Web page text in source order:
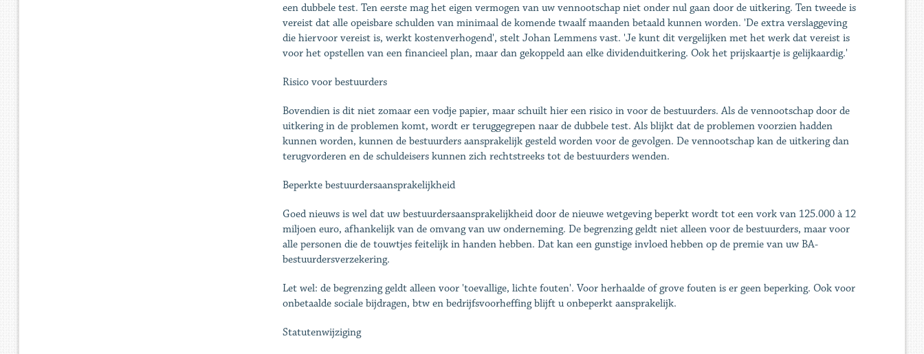
een dubbele test. Ten eerste mag het eigen vermogen van uw vennootschap niet onder nul gaan door de uitkering. Ten tweede is
vereist dat alle opeisbare schulden van minimaal de komende twaalf maanden betaald kunnen worden. 'De extra verslaggeving
die hiervoor vereist is, werkt kostenverhogend', stelt Johan Lemmens vast. 'Je kunt dit vergelijken met het werk dat vereist is
voor het ­opstellen van een financieel plan, maar dan gekoppeld aan elke dividenduitkering. Ook het prijskaartje is gelijkaardig.'
Risico voor bestuurders
Bovendien is dit niet zomaar een vodje papier, maar schuilt hier een risico in voor de bestuurders. Als de vennootschap door de
uitkering in de problemen komt, wordt er teruggegrepen naar de dubbele test. Als blijkt dat de­ problemen voorzien hadden
kunnen worden, kunnen de bestuurders aansprakelijk gesteld worden voor de gevolgen. De vennootschap kan de uitkering dan
terugvorderen en de schuldeisers kunnen zich rechtstreeks tot de ­bestuurders wenden.
Beperkte bestuurders­aansprakelijkheid
Goed nieuws is wel dat uw ­bestuurdersaansprakelijkheid door de nieuwe wetgeving ­beperkt wordt tot een vork van 125.000 à 12
miljoen euro, afhankelijk van de omvang van uw ­onderneming. De begrenzing geldt niet alleen voor de bestuurders, maar voor
alle personen die de touwtjes feitelijk in handen hebben. Dat kan een gunstige ­invloed hebben op de premie van uw BA-
bestuurdersverzekering.
Let wel: de begrenzing geldt ­alleen voor 'toevallige, lichte fouten'. Voor herhaalde of grove fouten is er geen beperking. Ook voor
onbetaalde sociale bijdragen, btw en bedrijfsvoorheffing blijft u onbeperkt aansprakelijk.
Statutenwijziging